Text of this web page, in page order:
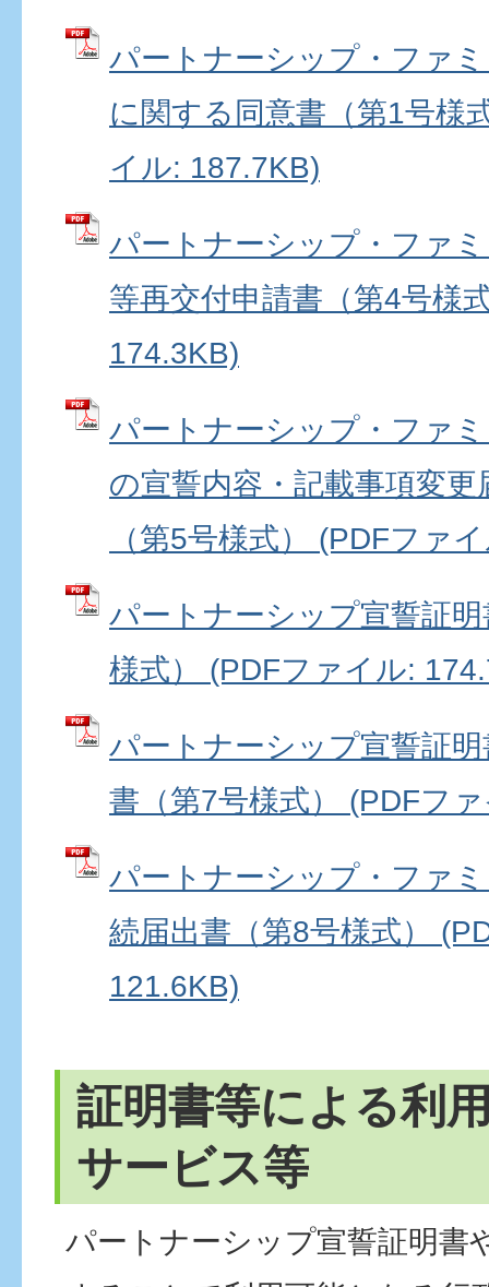
パートナーシップ・ファ
に関する同意書（第1号様
イル: 187.7KB)
パートナーシップ・ファ
等再交付申請書（第4号様
174.3KB)
パートナーシップ・ファ
の宣誓内容・記載事項変更
（第5号様式） (PDFファ
パートナーシップ宣誓証
様式） (PDFファイル:
パートナーシップ宣誓証
書（第7号様式） (PDFフ
パートナーシップ・ファ
続届出書（第8号様式）
121.6KB)
証明書等による利
サービス等
パートナーシップ宣誓証明書